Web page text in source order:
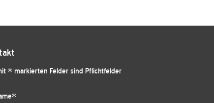
* markierten Felder sind Pflichtfelder
*